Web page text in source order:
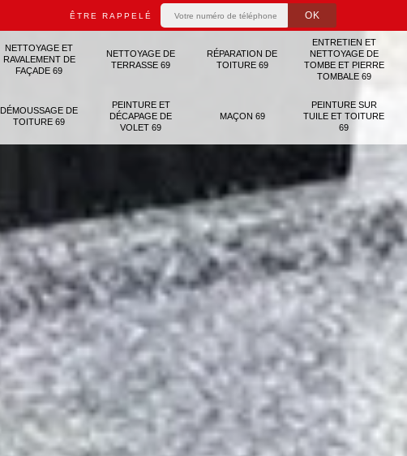
ÊTRE RAPPELÉ
NETTOYAGE ET
RAVALEMENT DE
FAÇADE 69
NETTOYAGE DE
TERRASSE 69
RÉPARATION DE
TOITURE 69
ENTRETIEN ET
NETTOYAGE DE
TOMBE ET PIERRE
TOMBALE 69
DÉMOUSSAGE DE
TOITURE 69
PEINTURE ET
DÉCAPAGE DE
VOLET 69
MAÇON 69
PEINTURE SUR
TUILE ET TOITURE
69